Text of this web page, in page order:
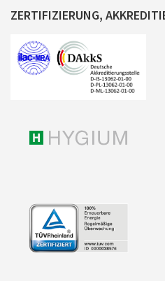
ZERTIFIZIERUNG,